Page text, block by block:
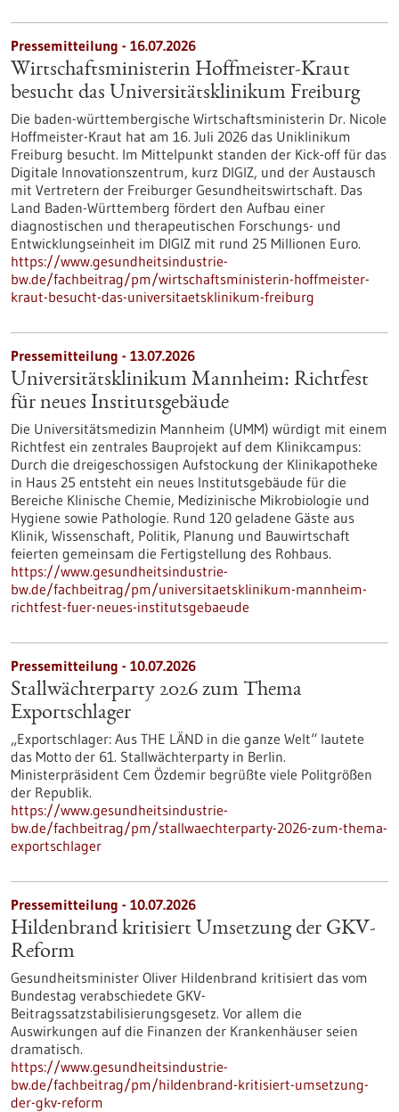
Pressemitteilung - 16.07.2026
Wirtschaftsministerin Hoffmeister-Kraut
besucht das Universitätsklinikum Freiburg
Die baden-württembergische Wirtschaftsministerin Dr. Nicole
Hoffmeister-Kraut hat am 16. Juli 2026 das Uniklinikum
Freiburg besucht. Im Mittelpunkt standen der Kick-off für das
Digitale Innovationszentrum, kurz DIGIZ, und der Austausch
mit Vertretern der Freiburger Gesundheitswirtschaft. Das
Land Baden-Württemberg fördert den Aufbau einer
diagnostischen und therapeutischen Forschungs- und
Entwicklungseinheit im DIGIZ mit rund 25 Millionen Euro.
https://www.gesundheitsindustrie-
bw.de/fachbeitrag/pm/wirtschaftsministerin-hoffmeister-
kraut-besucht-das-universitaetsklinikum-freiburg
Pressemitteilung - 13.07.2026
Universitätsklinikum Mannheim: Richtfest
für neues Institutsgebäude
Die Universitätsmedizin Mannheim (UMM) würdigt mit einem
Richtfest ein zentrales Bauprojekt auf dem Klinikcampus:
Durch die dreigeschossigen Aufstockung der Klinikapotheke
in Haus 25 entsteht ein neues Institutsgebäude für die
Bereiche Klinische Chemie, Medizinische Mikrobiologie und
Hygiene sowie Pathologie. Rund 120 geladene Gäste aus
Klinik, Wissenschaft, Politik, Planung und Bauwirtschaft
feierten gemeinsam die Fertigstellung des Rohbaus.
https://www.gesundheitsindustrie-
bw.de/fachbeitrag/pm/universitaetsklinikum-mannheim-
richtfest-fuer-neues-institutsgebaeude
Pressemitteilung - 10.07.2026
Stallwächterparty 2026 zum Thema
Exportschlager
„Exportschlager: Aus THE LÄND in die ganze Welt“ lautete
das Motto der 61. Stallwächterparty in Berlin.
Ministerpräsident Cem Özdemir begrüßte viele Politgrößen
der Republik.
https://www.gesundheitsindustrie-
bw.de/fachbeitrag/pm/stallwaechterparty-2026-zum-thema-
exportschlager
Pressemitteilung - 10.07.2026
Hildenbrand kritisiert Umsetzung der GKV-
Reform
Gesundheitsminister Oliver Hildenbrand kritisiert das vom
Bundestag verabschiedete GKV-
Beitragssatzstabilisierungsgesetz. Vor allem die
Auswirkungen auf die Finanzen der Krankenhäuser seien
dramatisch.
https://www.gesundheitsindustrie-
bw.de/fachbeitrag/pm/hildenbrand-kritisiert-umsetzung-
der-gkv-reform